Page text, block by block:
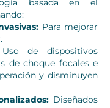
basada en el
Para mejorar
de dispositivos
de choque focales e
y disminuyen
Diseñados